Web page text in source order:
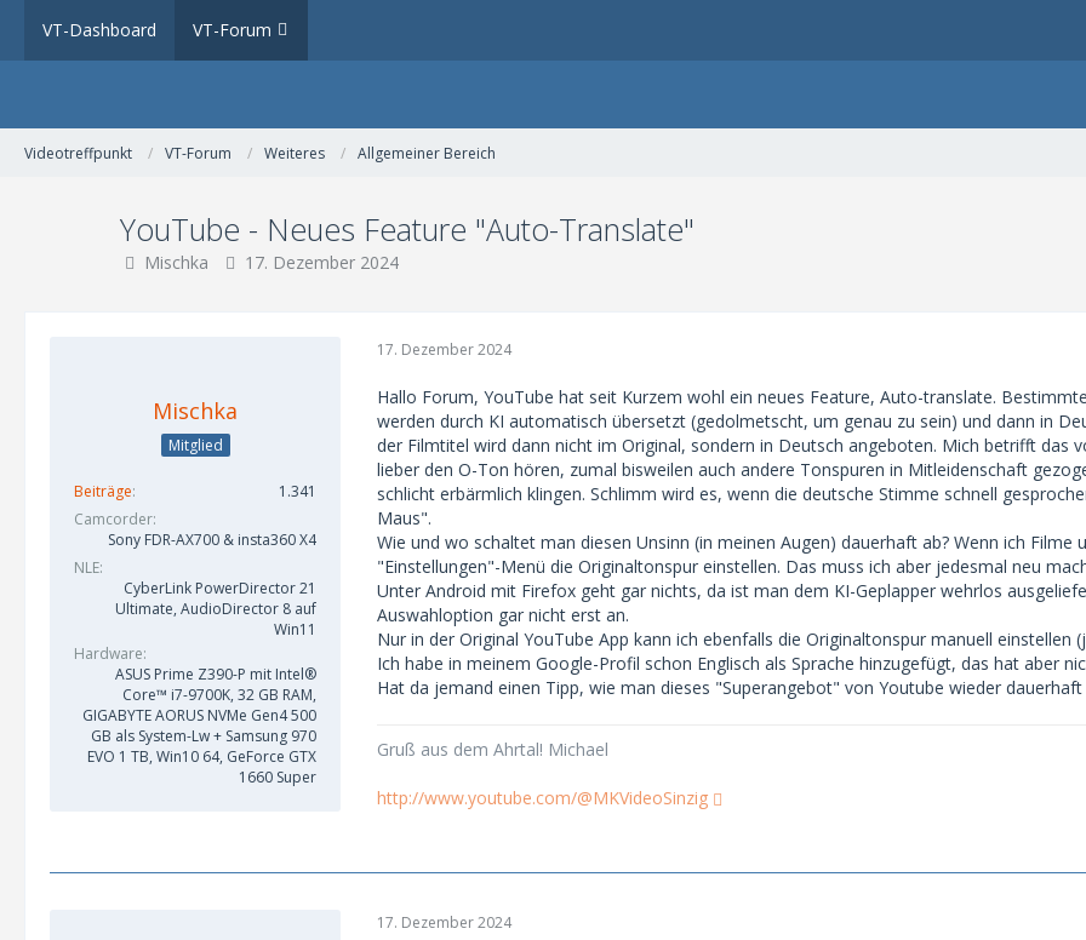
VT-Dashboard VT-Forum
Videotreffpunkt VT-Forum Weiteres Allgemeiner Bereich
YouTube - Neues Feature "Auto-Translate"
Mischka 17. Dezember 2024
Mischka
Mitglied
Beiträge
1.341
Camcorder
Sony FDR-AX700 & insta360 X4
NLE
CyberLink PowerDirector 21
Ultimate, AudioDirector 8 auf
Win11
Hardware
ASUS Prime Z390-P mit Intel®
Core™ i7-9700K, 32 GB RAM,
GIGABYTE AORUS NVMe Gen4 500
GB als System-Lw + Samsung 970
EVO 1 TB, Win10 64, GeForce GTX
1660 Super
17. Dezember 2024
Hallo Forum, YouTube hat seit Kurzem wohl ein neues Feature, Auto-translate.
werden durch KI automatisch übersetzt (gedolmetscht, um genau zu sein) und dann in
der Filmtitel wird dann nicht im Original, sondern in Deutsch angeboten. Mich betrifft das
lieber den O-Ton hören, zumal bisweilen auch andere Tonspuren in Mitleidenschaft
schlicht erbärmlich klingen. Schlimm wird es, wenn die deutsche Stimme schnell
Maus".
Wie und wo schaltet man diesen Unsinn (in meinen Augen) dauerhaft ab? Wenn ich
"Einstellungen"-Menü die Originaltonspur einstellen. Das muss ich aber jedesmal neu
Unter Android mit Firefox geht gar nichts, da ist man dem KI-Geplapper wehrlos
Auswahloption gar nicht erst an.
Nur in der Original YouTube App kann ich ebenfalls die Originaltonspur manuell einstellen
Ich habe in meinem Google-Profil schon Englisch als Sprache hinzugefügt, das hat aber
Hat da jemand einen Tipp, wie man dieses "Superangebot" von Youtube wieder dauerhaft
Gruß aus dem Ahrtal! Michael
http://www.youtube.com/@MKVideoSinzig
17. Dezember 2024